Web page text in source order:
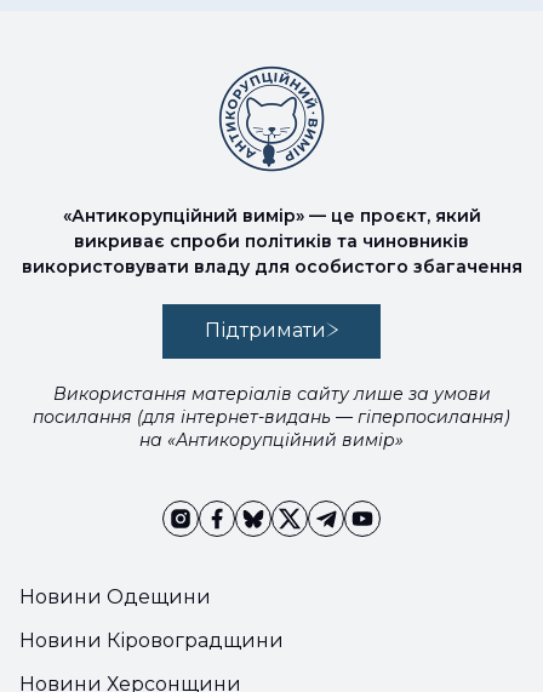
Новини Одещини
Новини Кіровоградщини
Новини Херсонщини
«Антикорупційний вимір» — це проєкт, який
викриває спроби політиків та чиновників
використовувати владу для особистого збагачення
Підтримати
Використання матеріалів сайту лише за умови
посилання (для інтернет-видань — гіперпосилання)
на «Антикорупційний вимір»